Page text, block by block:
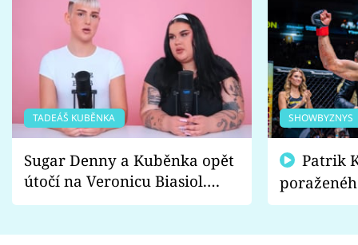
TADEÁŠ KUBĚNKA
Sugar Denny a Kuběnka opět
útočí na Veronicu Biasiol.
Proč je podle nich falešná a
SHOWBYZNYS
fanoušci